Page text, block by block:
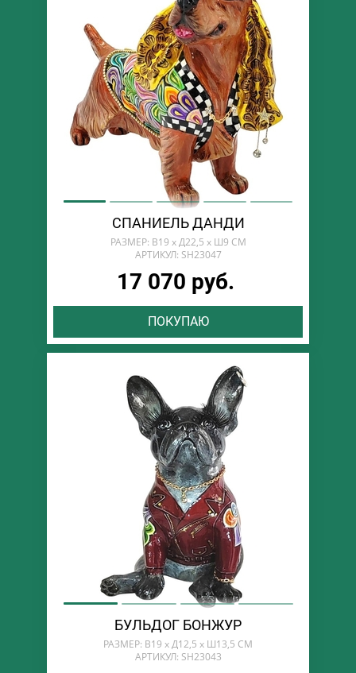
СПАНИЕЛЬ ДАНДИ
РАЗМЕР: В19 х Д22,5 х Ш9 СМ
АРТИКУЛ: SH23047
17 070 руб.
ПОКУПАЮ
БУЛЬДОГ БОНЖУР
РАЗМЕР: В19 х Д12,5 х Ш13,5 СМ
АРТИКУЛ: SH23043